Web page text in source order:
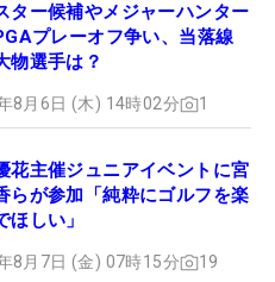
ター候補やメジャーハンター
プレーオフ争い、当落線
物選手は？
8月6日 (木) 14時02分 1
花主催ジュニアイベントに宮
らが参加「純粋にゴルフを楽
ほしい」
8月7日 (金) 07時15分 19